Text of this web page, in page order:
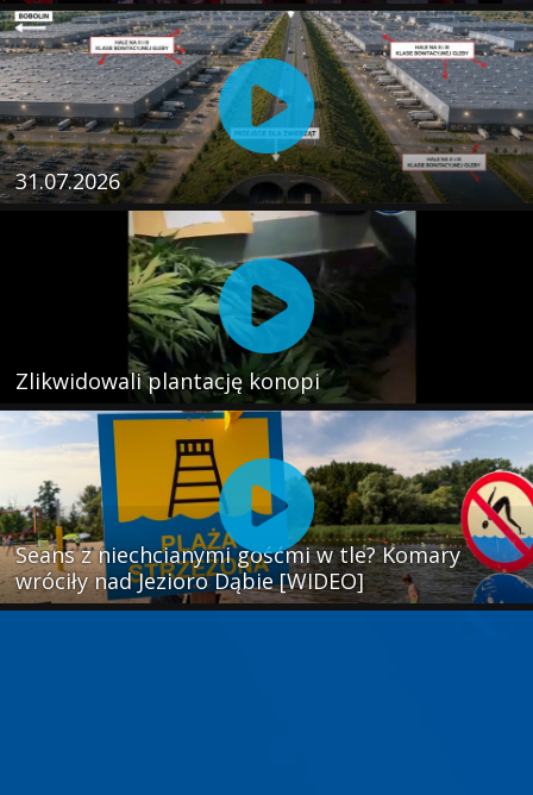
31.07.2026
Zlikwidowali plantację konopi
Seans z niechcianymi gośćmi w tle? Komary
wróciły nad Jezioro Dąbie [WIDEO]